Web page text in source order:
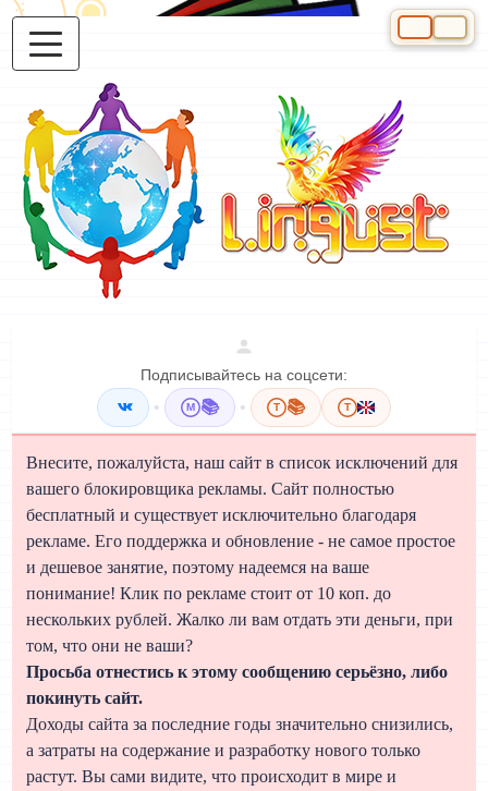
Подписывайтесь на соцсети:
• M 📚 • T 📚 T
Внесите, пожалуйста, наш сайт в список исключений для
вашего блокировщика рекламы. Сайт полностью
бесплатный и существует исключительно благодаря
рекламе. Его поддержка и обновление - не самое простое
и дешевое занятие, поэтому надеемся на ваше
понимание! Клик по рекламе стоит от 10 коп. до
нескольких рублей. Жалко ли вам отдать эти деньги, при
том, что они не ваши?
Просьба отнестись к этому сообщению серьёзно, либо
покинуть сайт.
Доходы сайта за последние годы значительно снизились,
а затраты на содержание и разработку нового только
растут. Вы сами видите, что происходит в мире и